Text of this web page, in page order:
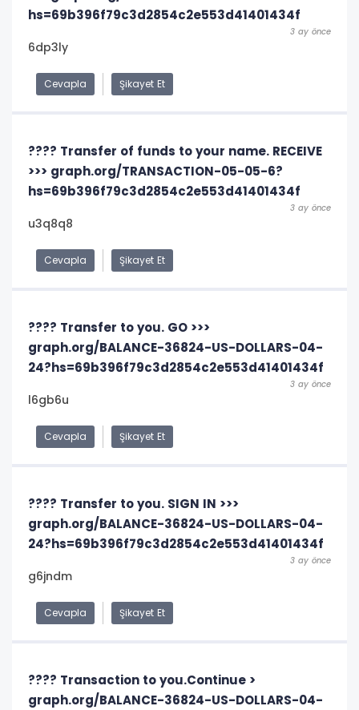
hs=69b396f79c3d2854c2e553d41401434f
3 ay önce
6dp3ly
Cevapla Şikayet Et
???? Transfer of funds to your name. RECEIVE
>>> graph.org/TRANSACTION-05-05-6?
hs=69b396f79c3d2854c2e553d41401434f
3 ay önce
u3q8q8
Cevapla Şikayet Et
???? Transfer to you. GO >>>
graph.org/BALANCE-36824-US-DOLLARS-04-
24?hs=69b396f79c3d2854c2e553d41401434f
3 ay önce
l6gb6u
Cevapla Şikayet Et
???? Transfer to you. SIGN IN >>>
graph.org/BALANCE-36824-US-DOLLARS-04-
24?hs=69b396f79c3d2854c2e553d41401434f
3 ay önce
g6jndm
Cevapla Şikayet Et
???? Transaction to you.Continue >
graph.org/BALANCE-36824-US-DOLLARS-04-